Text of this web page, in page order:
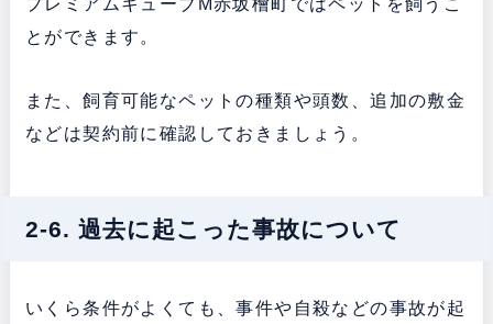
プレミアムキューブM赤坂檜町ではペットを飼うこ
とができます。
また、飼育可能なペットの種類や頭数、追加の敷金
などは契約前に確認しておきましょう。
2-6. 過去に起こった事故について
いくら条件がよくても、事件や自殺などの事故が起